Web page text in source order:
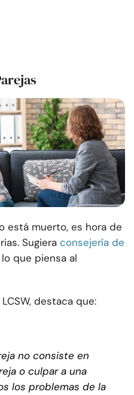
está muerto, es hora de
Sugiera consejería de
que piensa al
destaca que:
no consiste en
o culpar a una
los problemas de la